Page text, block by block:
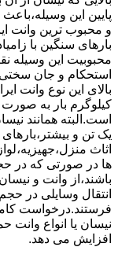
پایین این
و محبوب ترین وانت
محبوبیت این وسیله
استحکام و جان
کیلوگرم بار به صورت
است.البته همانند
یک تن و
اثاث
ها در صورتی که در
باشند،از وانت و
انتقال وسایلی در
فرستند.درخواست
نیسان یا انواع وانت
افزایش می دهد.